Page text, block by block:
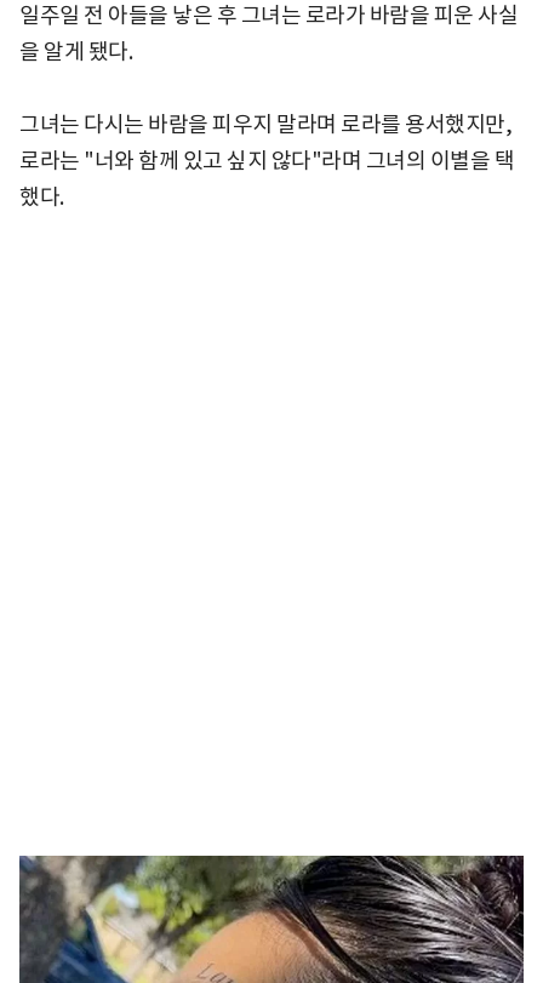
일주일 전 아들을 낳은 후 그녀는 로라가 바람을 피운 사실
을 알게 됐다.
그녀는 다시는 바람을 피우지 말라며 로라를 용서했지만,
로라는 "너와 함께 있고 싶지 않다"라며 그녀의 이별을 택
했다.